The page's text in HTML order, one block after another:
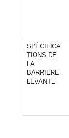
SPÉCIFICA
TIONS DE
LA
BARRIÈRE
LEVANTE